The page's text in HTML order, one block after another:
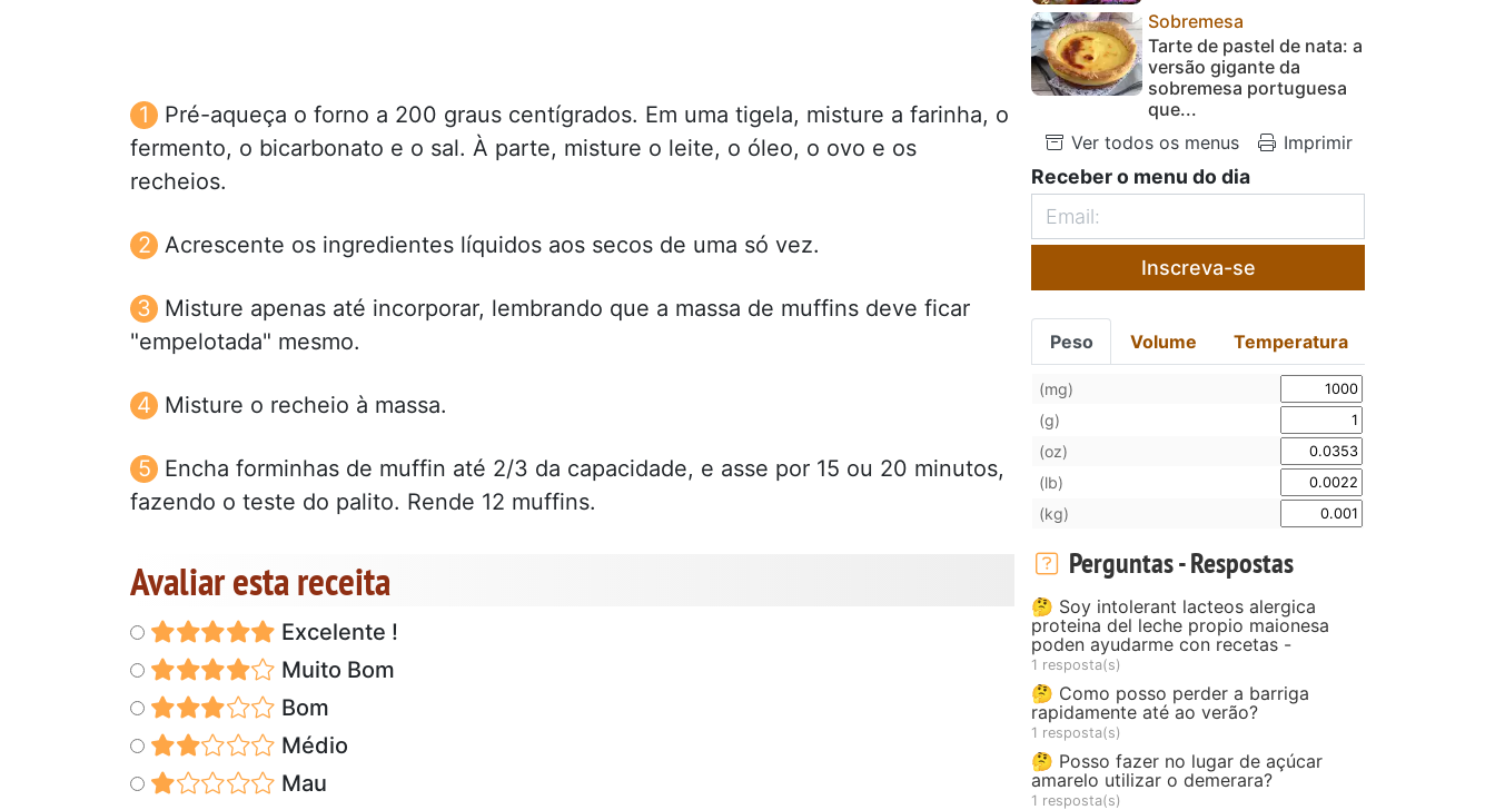
Pré-aqueça o forno a 200 graus centígrados. Em uma tigela, misture a farinha, o
fermento, o bicarbonato e o sal. À parte, misture o leite, o óleo, o ovo e os
recheios.
Acrescente os ingredientes líquidos aos secos de uma só vez.
Misture apenas até incorporar, lembrando que a massa de muffins deve ficar
"empelotada" mesmo.
Misture o recheio à massa.
Encha forminhas de muffin até 2/3 da capacidade, e asse por 15 ou 20 minutos,
fazendo o teste do palito. Rende 12 muffins.
Avaliar esta receita
Excelente !
Muito Bom
Bom
Médio
Mau
Sobremesa
Tarte de pastel de nata: a
versão gigante da
sobremesa portuguesa
que...
Ver todos os menus
Imprimir
Receber o menu do dia
Inscreva-se
Peso Volume Temperatura
(mg)
(g)
(oz)
(lb)
(kg)
Perguntas - Respostas
🤔 Soy intolerant lacteos alergica
proteina del leche propio maionesa
poden ayudarme con recetas -
1 resposta(s)
🤔 Como posso perder a barriga
rapidamente até ao verão?
1 resposta(s)
🤔 Posso fazer no lugar de açúcar
amarelo utilizar o demerara?
1 resposta(s)